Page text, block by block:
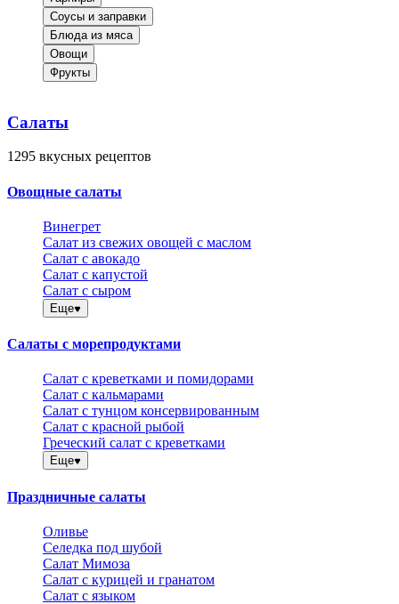
Соусы и заправки
Блюда из мяса
Овощи
Фрукты
Салаты
1295 вкусных рецептов
Овощные салаты
Винегрет
Салат из свежих овощей с маслом
Салат с авокадо
Салат с капустой
Салат с сыром
Еще
Салаты с морепродуктами
Салат с креветками и помидорами
Салат с кальмарами
Салат с тунцом консервированным
Салат с красной рыбой
Греческий салат с креветками
Еще
Праздничные салаты
Оливье
Селедка под шубой
Салат Мимоза
Салат с курицей и гранатом
Салат с языком